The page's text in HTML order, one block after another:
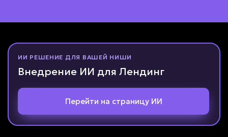
Вернуться к опросу
ИИ РЕШЕНИЕ ДЛЯ ВАШЕЙ НИШИ
Внедрение ИИ для Лендинг
Перейти на страницу ИИ